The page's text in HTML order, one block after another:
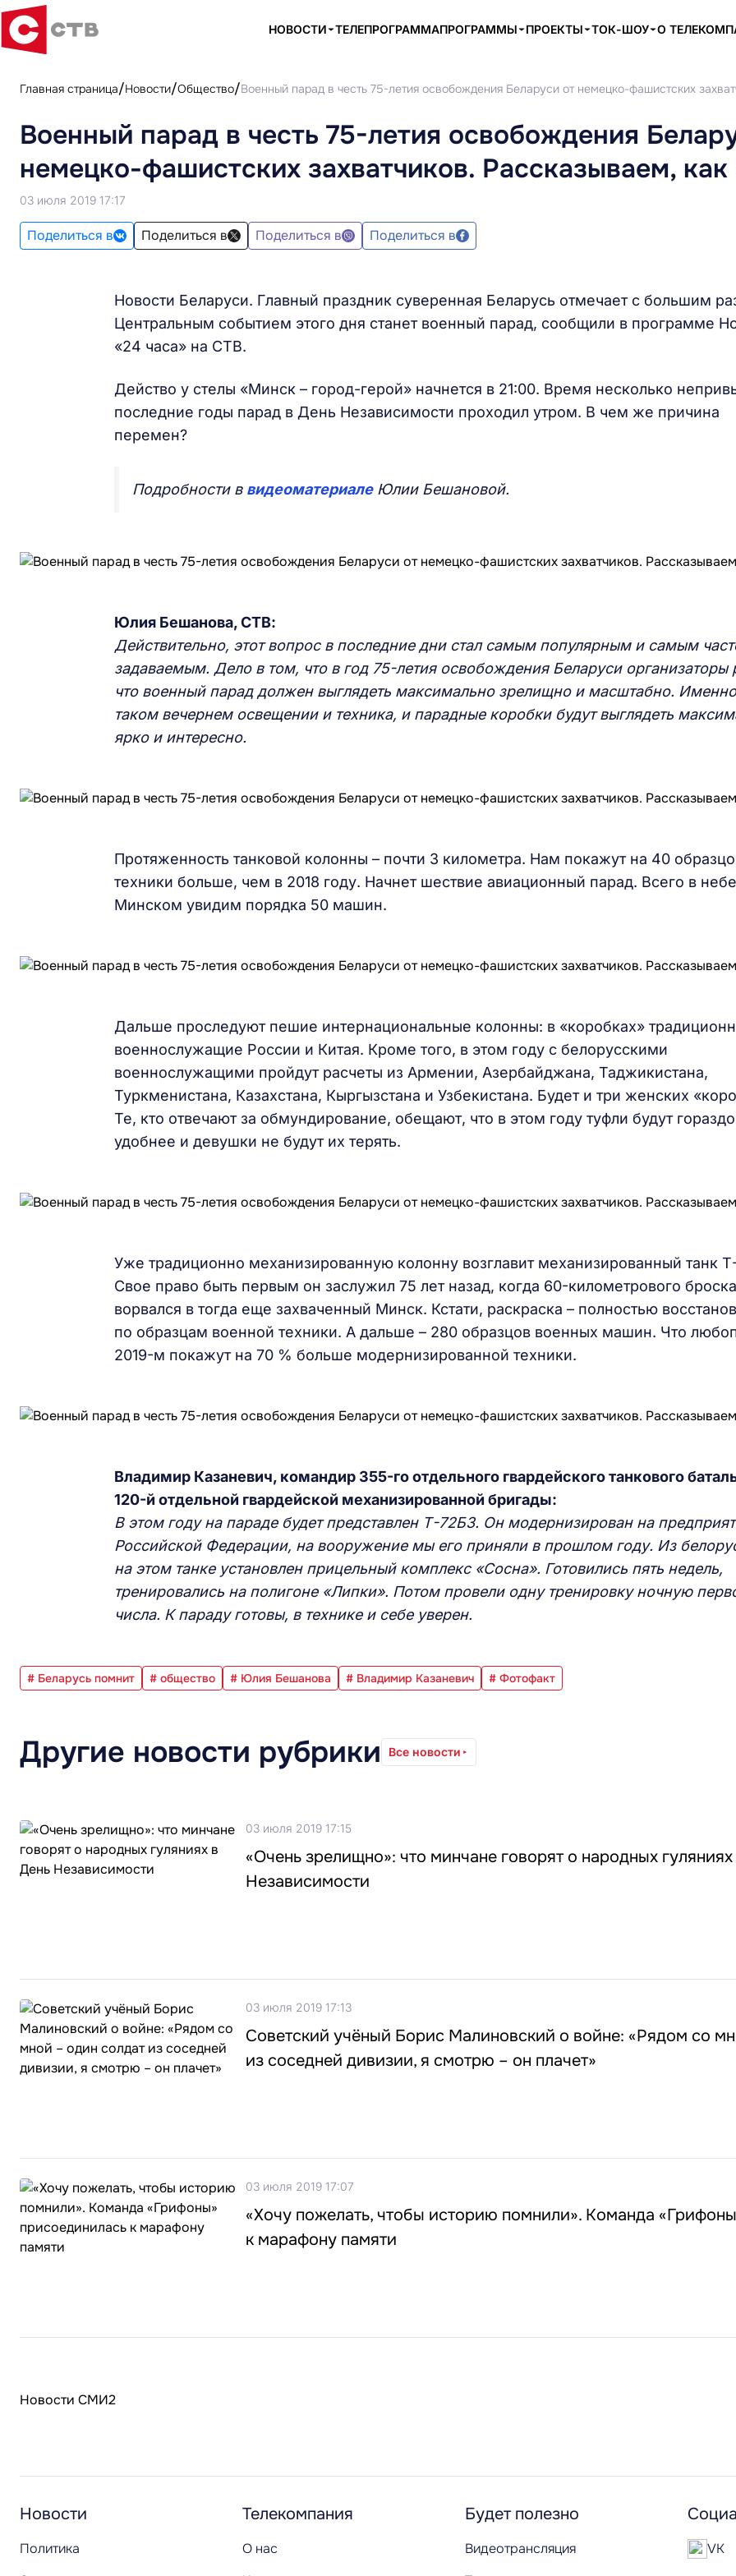
НОВОСТИ ТЕЛЕПРОГРАММАПРОГРАММЫ ПРОЕКТЫ ТОК-ШОУ О
Главная страница Новости Общество Военный парад в честь 75-летия освобождения Беларуси от немецко-фашистских
Военный парад в честь 75-летия освобождения
немецко-фашистских захватчиков. Рассказываем, как
03 июля 2019 17:17
Поделиться в Поделиться в Поделиться в Поделиться в
Новости Беларуси. Главный праздник суверенная Беларусь отмечает с большим
Центральным событием этого дня станет военный парад, сообщили в программе
«24 часа» на СТВ.
Действо у стелы «Минск – город-герой» начнется в 21:00. Время несколько
последние годы парад в День Независимости проходил утром. В чем же причина
перемен?
Подробности в видеоматериалеЮлии Бешановой.
Юлия Бешанова, СТВ:
Действительно, этот вопрос в последние дни стал самым популярным и самым
задаваемым. Дело в том, что в год 75-летия освобождения Беларуси организаторы
что военный парад должен выглядеть максимально зрелищно и масштабно.
таком вечернем освещении и техника, и парадные коробки будут выглядеть
ярко и интересно.
Протяженность танковой колонны – почти 3 километра. Нам покажут на 40
техники больше, чем в 2018 году. Начнет шествие авиационный парад. Всего в
Минском увидим порядка 50 машин.
Дальше проследуют пешие интернациональные колонны: в «коробках»
военнослужащие России и Китая. Кроме того, в этом году с белорусскими
военнослужащими пройдут расчеты из Армении, Азербайджана, Таджикистана,
Туркменистана, Казахстана, Кыргызстана и Узбекистана. Будет и три женских
Те, кто отвечают за обмундирование, обещают, что в этом году туфли будут гораздо
удобнее и девушки не будут их терять.
Уже традиционно механизированную колонну возглавит механизированный танк
Свое право быть первым он заслужил 75 лет назад, когда 60-километрового броска
ворвался в тогда еще захваченный Минск. Кстати, раскраска – полностью
по образцам военной техники. А дальше – 280 образцов военных машин. Что
2019-м покажут на 70 % больше модернизированной техники.
Владимир Казаневич, командир 355-го отдельного гвардейского танкового
120-й отдельной гвардейской механизированной бригады:
В этом году на параде будет представлен Т-72Б3. Он модернизирован на
Российской Федерации, на вооружение мы его приняли в прошлом году. Из
на этом танке установлен прицельный комплекс «Сосна». Готовились пять недель,
тренировались на полигоне «Липки». Потом провели одну тренировку ночную
числа. К параду готовы, в технике и себе уверен.
# Беларусь помнит # общество # Юлия Бешанова # Владимир Казаневич # Фотофакт
Другие новости рубрики Все новости
03 июля 2019 17:15
«Очень зрелищно»: что минчане говорят о народных
Независимости
03 июля 2019 17:13
Советский учёный Борис Малиновский о войне: «Рядом со
из соседней дивизии, я смотрю – он плачет»
03 июля 2019 17:07
«Хочу пожелать, чтобы историю помнили». Команда
к марафону памяти
Новости СМИ2
Новости
Политика
Телекомпания
О нас
Будет полезно
Видеотрансляция
VK